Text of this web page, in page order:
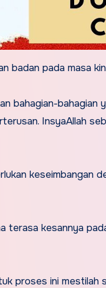
badan pada masa
bahagian-bahagian
InsyaAllah
keseimbangan
terasa kesannya
proses ini mestilah